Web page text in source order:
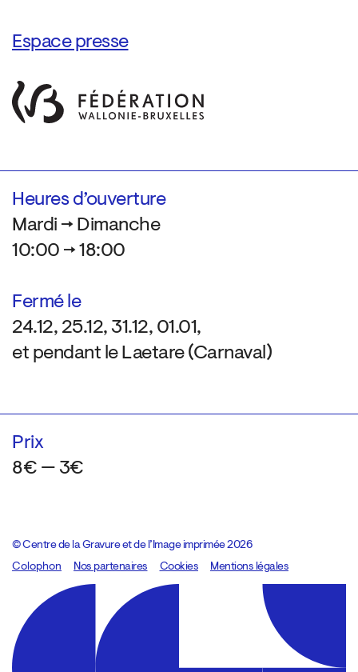
Espace presse
Heures d’ouverture
Mardi → Dimanche
10:00 → 18:00
Fermé le
24.12, 25.12, 31.12, 01.01,
et pendant le Laetare (Carnaval)
Prix
8€ — 3€
© Centre de la Gravure et de l’Image imprimée 2026
Colophon
Design:Marcel Kaczmarek, code:8080.studio
Nos partenaires Cookies Mentions légales